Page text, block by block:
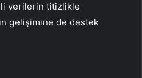
verilerin titizlikle
gelişimine de destek